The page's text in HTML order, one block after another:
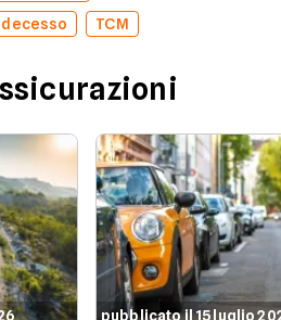
TCM
pubblicato il 15 luglio